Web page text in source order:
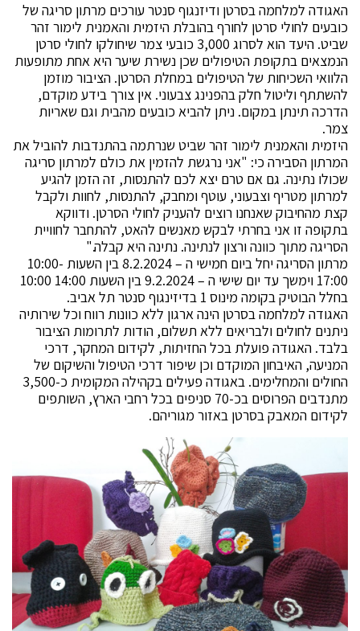
האגודה למלחמה בסרטן ודיזנגוף סנטר עורכים מרתון סריגה של
כובעים לחולי סרטן לחורף בהובלת היזמית והאמנית לימור זהר
שביט. היעד הוא לסרוג 3,000 כובעי צמר שיחולקו לחולי סרטן
הנמצאים בתקופת הטיפולים שכן נשירת שיער היא אחת מתופעות
הלוואי השכיחות של הטיפולים במחלת הסרטן. הציבור מוזמן
להשתתף וליטול חלק בהפנינג צבעוני. אין צורך בידע מוקדם,
הדרכה תינתן במקום. ניתן להביא כובעים מהבית וגם שאריות
צמר.
היזמית והאמנית לימור זהר שביט שנרתמה בהתנדבות להוביל את
המרתון הסבירה כי: "אני נרגשת להזמין את כולם למרתון סריגה
שכולו נתינה. גם אם טרם יצא לכם להתנסות, זה הזמן להגיע
למרתון מטריף וצבעוני, עוטף ומחבק, להתנסות, לחוות ולקבל
קצת מהחיבוק שאנחנו רוצים להעניק לחולי הסרטן. ודווקא
בתקופה זו אני בחרתי לבקש מאנשים להאט, להתחבר לחוויית
הסריגה מתוך כוונה ורצון לנתינה. נתינה היא קבלה."
מרתון הסריגה יחל ביום חמישי ה – 8.2.2024 בין השעות 10:00-
17:00 וימשך עד יום שישי ה – 9.2.2024 בין השעות 14:00 10:00
בחלל הבוטיק בקומה מינוס 1 בדיזינגוף סנטר תל אביב.
האגודה למלחמה בסרטן הינה ארגון ללא כוונות רווח וכל שירותיה
ניתנים לחולים ולבריאים ללא תשלום, הודות לתרומות הציבור
בלבד. האגודה פועלת בכל החזיתות, לקידום המחקר, דרכי
המניעה, האיבחון המוקדם וכן שיפור דרכי הטיפול והשיקום של
החולים והמחלימים. באגודה פעילים בקהילה המקומית כ-3,500
מתנדבים הפרוסים בכ-70 סניפים בכל רחבי הארץ, השותפים
לקידום המאבק בסרטן באזור מגוריהם.